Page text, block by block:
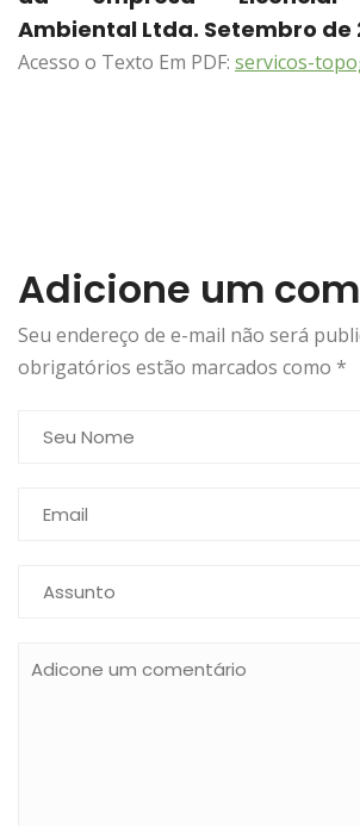
Ambiental Ltda. Setembro de
Acesso o Texto Em PDF: servicos-
Adicione um
Seu endereço de e-mail não será
obrigatórios estão marcados como *